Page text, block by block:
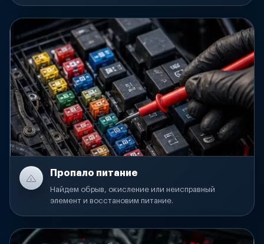
Пропало питание
Найдем обрыв, окисление или неисправный
элемент и восстановим питание.